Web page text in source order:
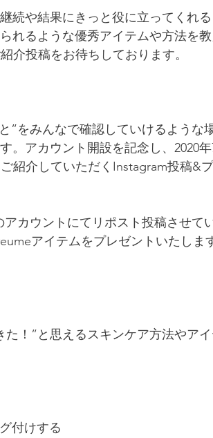
続や結果にきっと﻿役に立ってくれる
れるような優秀﻿アイテムや方法を教
介投稿をお待ちしております。
”をみんなで確認していけるような
。アカウント開設を記念し、2020
紹介していただくInstagram投稿&
カウントにてリポスト投稿させて
アイテムをプレゼントいたしま
！”と思えるスキンケア方法やア
付けする